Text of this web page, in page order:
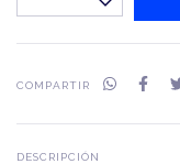
COMPARTIR
DESCRIPCIÓN